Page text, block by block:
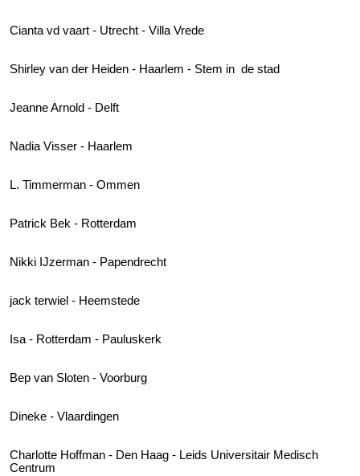
Cianta vd vaart - Utrecht - Villa Vrede
Shirley van der Heiden - Haarlem - Stem in de stad
Jeanne Arnold - Delft
Nadia Visser - Haarlem
L. Timmerman - Ommen
Patrick Bek - Rotterdam
Nikki IJzerman - Papendrecht
jack terwiel - Heemstede
Isa - Rotterdam - Pauluskerk
Bep van Sloten - Voorburg
Dineke - Vlaardingen
Charlotte Hoffman - Den Haag - Leids Universitair Medisch
Centrum